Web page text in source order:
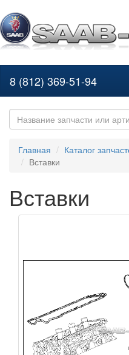
8 (812) 369-51-94
Главная Каталог
Вставки
Вставки